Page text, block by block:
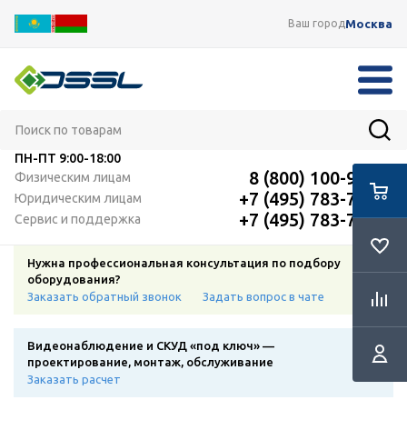
Ваш городМосква
ПН-ПТ 9:00-18:00
Физическим лицам
8 (800) 100-91-12
Юридическим лицам +7 (495) 783-72-87
Сервис и поддержка +7 (495) 783-72-87
Нужна профессиональная консультация по подбору
оборудования?
Заказать обратный звонок
Задать вопрос в чате
Видеонаблюдение и СКУД «под ключ» —
проектирование, монтаж, обслуживание
Заказать расчет